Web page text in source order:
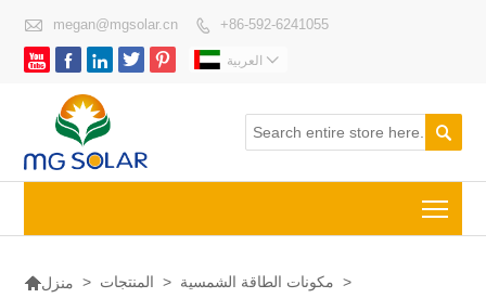
 megan@mgsolar.cn  +86-592-6241055
     العربية 

منزل > المنتجات > مكونات الطاقة الشمسية >